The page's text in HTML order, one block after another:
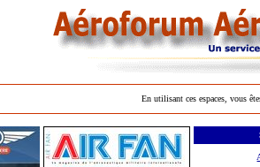
En utilisant ces espaces, vous